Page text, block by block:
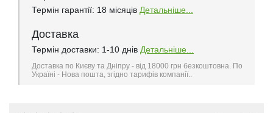
Термін гарантії: 18 місяців Детальніше...
Доставка
Термін доставки: 1-10 днів Детальніше...
Доставка по Києву та Дніпру - від 18000 грн безкоштовна. По
Україні - Нова пошта, згідно тарифів компанії..